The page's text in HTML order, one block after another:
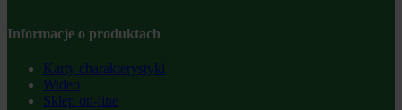
Informacje o produktach
Karty charakterystyki
Wideo
Sklep on-line